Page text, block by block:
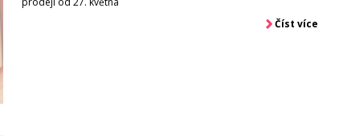
Číst více